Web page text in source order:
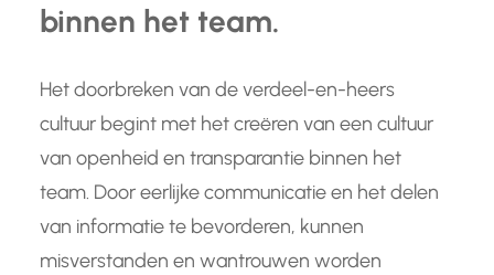
binnen het team.
Het doorbreken van de verdeel-en-heers
cultuur begint met het creëren van een cultuur
van openheid en transparantie binnen het
team. Door eerlijke communicatie en het delen
van informatie te bevorderen, kunnen
misverstanden en wantrouwen worden